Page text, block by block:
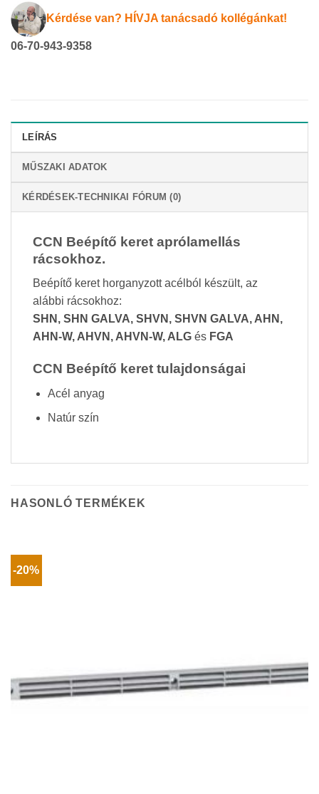
Kérdése van? HÍVJA tanácsadó kollégánkat!
06-70-943-9358
LEÍRÁS
MŰSZAKI ADATOK
KÉRDÉSEK-TECHNIKAI FÓRUM (0)
CCN Beépítő keret aprólamellás
rácsokhoz.
Beépítő keret horganyzott acélból készült, az
alábbi rácsokhoz:
SHN, SHN GALVA, SHVN, SHVN GALVA, AHN,
AHN-W, AHVN, AHVN-W, ALG és FGA
CCN Beépítő keret tulajdonságai
Acél anyag
Natúr szín
HASONLÓ TERMÉKEK
-20%